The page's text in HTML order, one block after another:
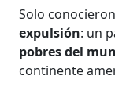
Solo
expulsión: un
pobres del
continente